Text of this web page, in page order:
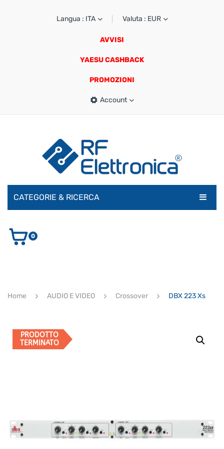
Langua : ITA Valuta : EUR
AVVISI
YAESU CASHBACK
PROMOZIONI
Account
CATEGORIE & RICERCA
AUDIO E VIDEO
0
Home AUDIO E VIDEO Crossover DBX 223 Xs
PRODOTTO
TERMINATO